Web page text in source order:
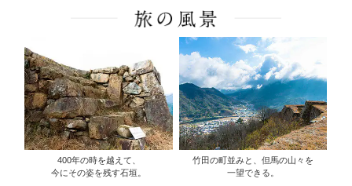
400年の時を越えて、
今にその姿を残す石垣。
竹田の町並みと、但馬の山々を
一望できる。